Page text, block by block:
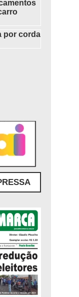
por corda